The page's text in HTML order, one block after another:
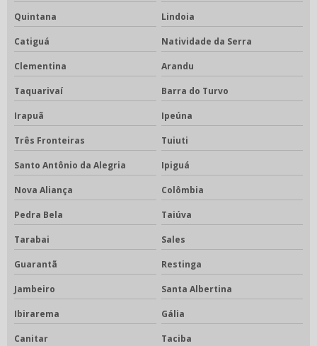
Quintana Lindoia
Catiguá Natividade da Serra
Clementina Arandu
Taquarivaí Barra do Turvo
Irapuã Ipeúna
Três Fronteiras Tuiuti
Santo Antônio da Alegria Ipiguá
Nova Aliança Colômbia
Pedra Bela Taiúva
Tarabai Sales
Guarantã Restinga
Jambeiro Santa Albertina
Ibirarema Gália
Canitar Taciba